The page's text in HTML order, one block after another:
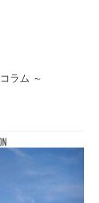
ラム ～